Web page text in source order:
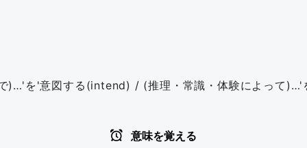
)…'を'意図する(intend) / (推理・常識・体験によって)…'
意味を覚える